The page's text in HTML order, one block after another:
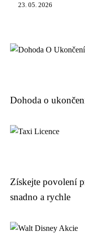
23. 05. 2026
Dohoda o
Získejte povolení
snadno a rychle